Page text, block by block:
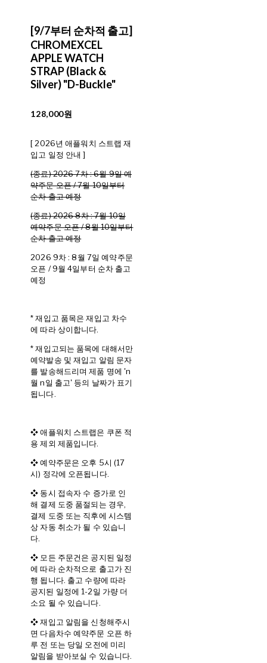
[9/7부터 순차적 출고]
CHROMEXCEL
APPLE WATCH
STRAP (Black &
Silver) "D-Buckle"
128,000원
[ 2026년 애플워치 스트랩 재
입고 일정 안내 ]
(종료) 2026 7차 : 6월 9일 예
약주문 오픈 / 7월 10일부터
순차 출고 예정
(종료) 2026 8차 : 7월 10일
예약주문 오픈 / 8월 10일부터
순차 출고 예정
2026 9차 : 8월 7일 예약주문
오픈 / 9월 4일부터 순차 출고
예정
* 재입고 품목은 재입고 차수
에 따라 상이합니다.
* 재입고되는 품목에 대해서만
예약발송 및 재입고 알림 문자
를 발송해드리며 제품 명에 'n
월 n일 출고' 등의 날짜가 표기
됩니다.
❖ 애플워치 스트랩은 쿠폰 적
용 제외 제품입니다.
❖ 예약주문은 오후 5시 (17
시) 정각에 오픈됩니다.
❖ 동시 접속자 수 증가로 인
해 결제 도중 품절되는 경우,
결제 도중 또는 직후에 시스템
상 자동 취소가 될 수 있습니
다.
❖ 모든 주문건은 공지된 일정
에 따라 순차적으로 출고가 진
행 됩니다. 출고 수량에 따라
공지된 일정에 1-2일 가량 더
소요 될 수 있습니다.
❖ 재입고 알림을 신청해주시
면 다음차수 예약주문 오픈 하
루 전 또는 당일 오전에 미리
알림을 받아보실 수 있습니다.